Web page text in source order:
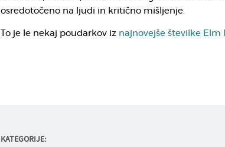
osredotočeno na ljudi in kritično mišljenje.
To je le nekaj poudarkov iz najnovejše številke Elm
KATEGORIJE: